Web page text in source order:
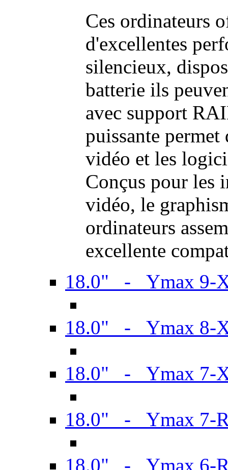
Ces ordinateurs
d'excellentes
silencieux,
batterie ils
avec support
puissante permet
vidéo et les
Conçus pour les
vidéo, le
ordinateurs
excellente
18.0" - Ymax 9-
18.0" - Ymax 8-
18.0" - Ymax 7-
18.0" - Ymax 7-
18.0" - Ymax 6-